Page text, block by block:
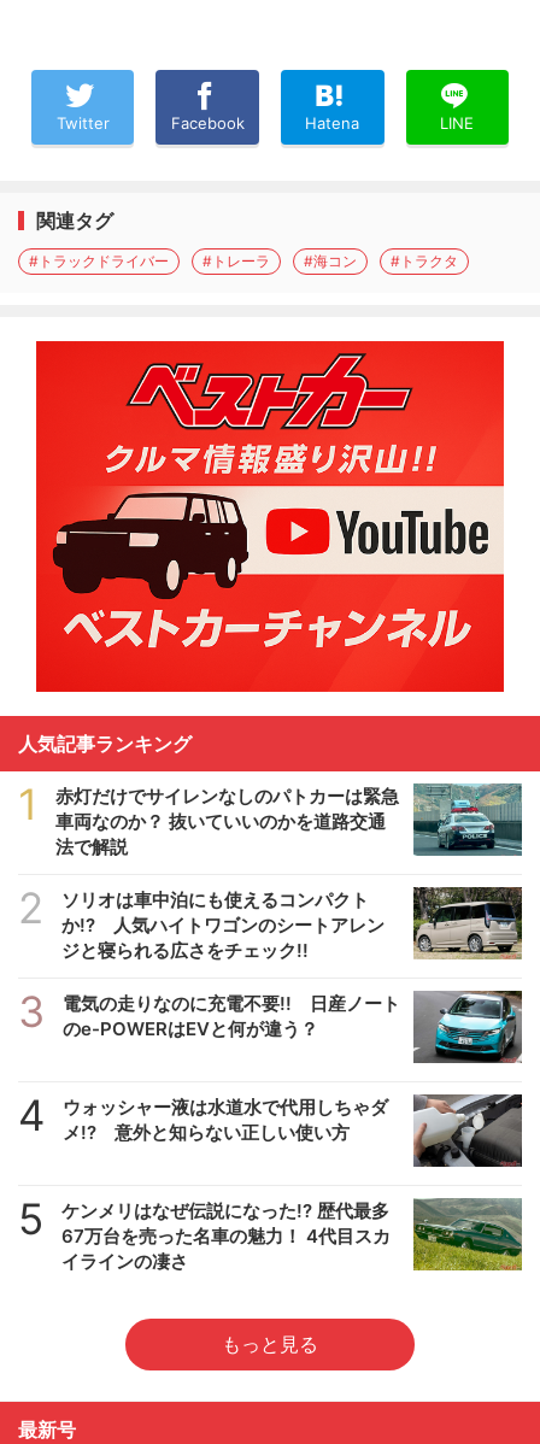
Twitter Facebook Hatena LINE
関連タグ
#トラックドライバー #トレーラ #海コン #トラクタ
人気記事ランキング
1
赤灯だけでサイレンなしのパトカーは緊急
車両なのか？ 抜いていいのかを道路交通
法で解説
2
ソリオは車中泊にも使えるコンパクト
か!? 人気ハイトワゴンのシートアレン
ジと寝られる広さをチェック!!
3
電気の走りなのに充電不要!! 日産ノート
のe-POWERはEVと何が違う？
4
ウォッシャー液は水道水で代用しちゃダ
メ!? 意外と知らない正しい使い方
5
ケンメリはなぜ伝説になった!? 歴代最多
67万台を売った名車の魅力！ 4代目スカ
イラインの凄さ
もっと見る
最新号